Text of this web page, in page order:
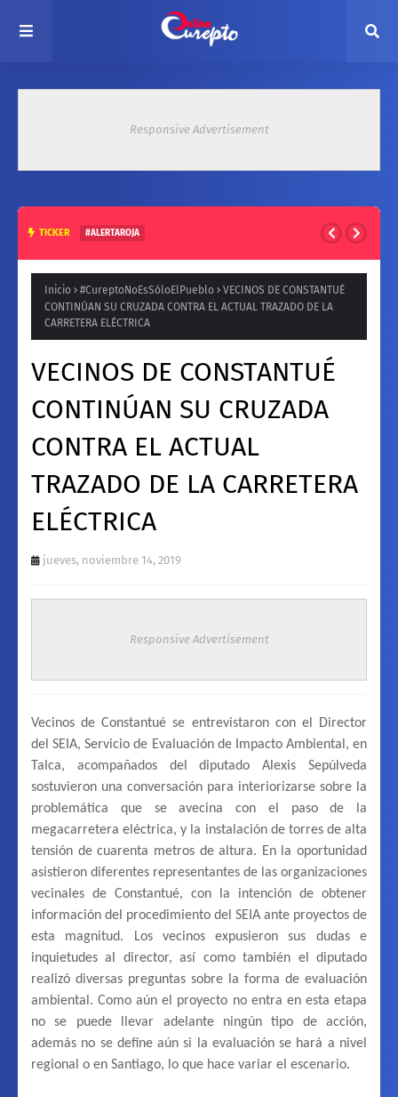
Responsive Advertisement
TICKER #ALERTAROJA
Inicio #CureptoNoEsSóloElPueblo
VECINOS DE CONSTANTUÉ
CONTINÚAN SU CRUZADA CONTRA EL ACTUAL TRAZADO DE LA
CARRETERA ELÉCTRICA
VECINOS DE CONSTANTUÉ
CONTINÚAN SU CRUZADA
CONTRA EL ACTUAL
TRAZADO DE LA CARRETERA
ELÉCTRICA
jueves, noviembre 14, 2019
Responsive Advertisement
Vecinos de Constantué se entrevistaron con el Director
del SEIA, Servicio de Evaluación de Impacto Ambiental, en
Talca, acompañados del diputado Alexis Sepúlveda
sostuvieron una conversación para interiorizarse sobre la
problemática que se avecina con el paso de la
megacarretera eléctrica, y la instalación de torres de alta
tensión de cuarenta metros de altura. En la oportunidad
asistieron diferentes representantes de las organizaciones
vecinales de Constantué, con la intención de obtener
información del procedimiento del SEIA ante proyectos de
esta magnitud. Los vecinos expusieron sus dudas e
inquietudes al director, así como también el diputado
realizó diversas preguntas sobre la forma de evaluación
ambiental. Como aún el proyecto no entra en esta etapa
no se puede llevar adelante ningún tipo de acción,
además no se define aún si la evaluación se hará a nivel
regional o en Santiago, lo que hace variar el escenario.